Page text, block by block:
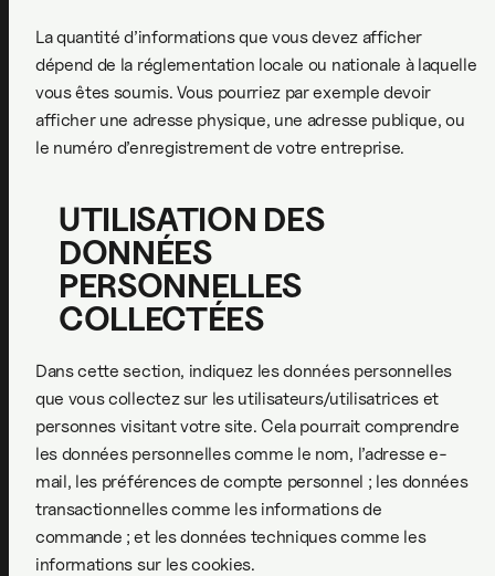
La quantité d’informations que vous devez afficher
dépend de la réglementation locale ou nationale à laquelle
vous êtes soumis. Vous pourriez par exemple devoir
afficher une adresse physique, une adresse publique, ou
le numéro d’enregistrement de votre entreprise.
UTILISATION DES
DONNÉES
PERSONNELLES
COLLECTÉES
Dans cette section, indiquez les données personnelles
que vous collectez sur les utilisateurs/utilisatrices et
personnes visitant votre site. Cela pourrait comprendre
les données personnelles comme le nom, l’adresse e-
mail, les préférences de compte personnel ; les données
transactionnelles comme les informations de
commande ; et les données techniques comme les
informations sur les cookies.